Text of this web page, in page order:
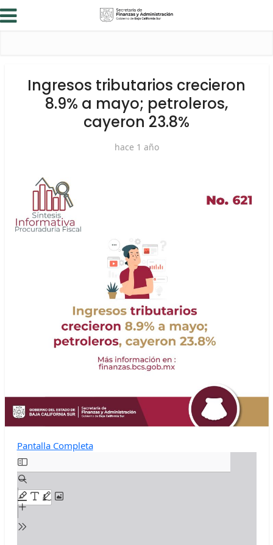
Ingresos tributarios crecieron
8.9% a mayo; petroleros,
cayeron 23.8%
hace 1 año
Pantalla Completa
Skip
to
PDF
content